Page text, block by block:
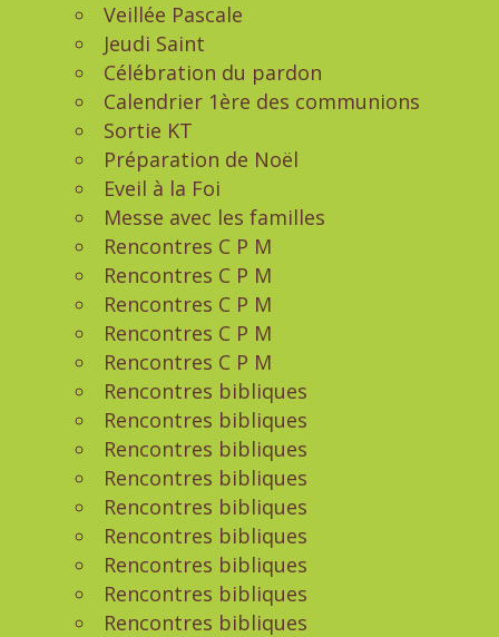
Veillée Pascale
Jeudi Saint
Célébration du pardon
Calendrier 1ère des communions
Sortie KT
Préparation de Noël
Eveil à la Foi
Messe avec les familles
Rencontres C P M
Rencontres C P M
Rencontres C P M
Rencontres C P M
Rencontres C P M
Rencontres bibliques
Rencontres bibliques
Rencontres bibliques
Rencontres bibliques
Rencontres bibliques
Rencontres bibliques
Rencontres bibliques
Rencontres bibliques
Rencontres bibliques